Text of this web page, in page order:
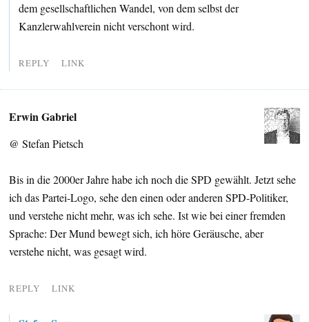
dem gesellschaftlichen Wandel, von dem selbst der
Kanzlerwahlverein nicht verschont wird.
REPLY LINK
Erwin Gabriel
@ Stefan Pietsch
Bis in die 2000er Jahre habe ich noch die SPD gewählt. Jetzt sehe
ich das Partei-Logo, sehe den einen oder anderen SPD-Politiker,
und verstehe nicht mehr, was ich sehe. Ist wie bei einer fremden
Sprache: Der Mund bewegt sich, ich höre Geräusche, aber
verstehe nicht, was gesagt wird.
REPLY LINK